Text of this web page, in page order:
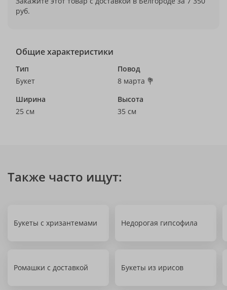
руб.
Общие характеристики
Тип
Букет
Повод
8 марта 💐
Ширина
25 см
Высота
35 см
Также часто ищут:
Букеты с хризантемами Недорогая гипсофила
Ромашки с доставкой Букеты из ирисов